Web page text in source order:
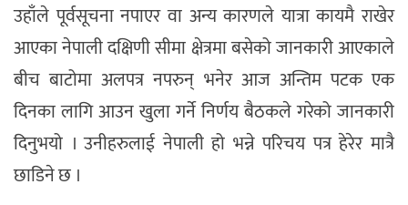
उहाँले पूर्वसूचना नपाएर वा अन्य कारणले यात्रा कायमै राखेर
आएका नेपाली दक्षिणी सीमा क्षेत्रमा बसेको जानकारी आएकाले
बीच बाटोमा अलपत्र नपरुन् भनेर आज अन्तिम पटक एक
दिनका लागि आउन खुला गर्ने निर्णय बैठकले गरेको जानकारी
दिनुभयो । उनीहरुलाई नेपाली हो भन्ने परिचय पत्र हेरेर मात्रै
छाडिने छ ।